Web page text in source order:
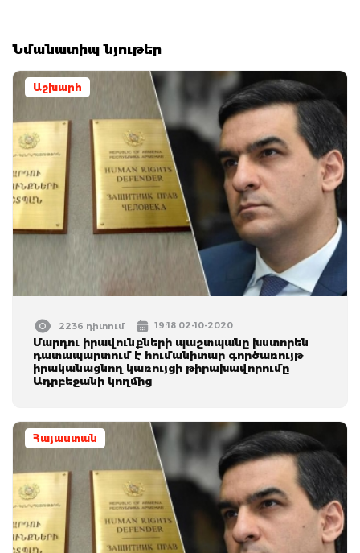
Նմանատիպ նյութեր
Աշխարհ
2236 դիտում 19:18 02-10-2020
Մարդու իրավունքների պաշտպանը խստորեն
դատապարտում է հումանիտար գործառույթ
իրականացնող կառույցի թիրախավորումը
Ադրբեջանի կողմից
Հայաստան